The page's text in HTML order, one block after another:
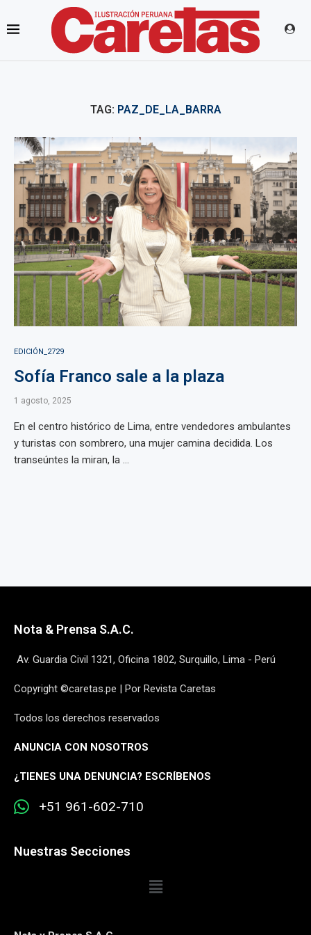
TAG: PAZ_DE_LA_BARRA
EDICIÓN_2729
Sofía Franco sale a la plaza
1 agosto, 2025
En el centro histórico de Lima, entre vendedores ambulantes
y turistas con sombrero, una mujer camina decidida. Los
transeúntes la miran, la ...
Nota & Prensa S.A.C.
Av. Guardia Civil 1321, Oficina 1802, Surquillo, Lima - Perú
Copyright ©caretas.pe | Por Revista Caretas
Todos los derechos reservados
ANUNCIA CON NOSOTROS
¿TIENES UNA DENUNCIA? ESCRÍBENOS
+51 961-602-710
Nuestras Secciones